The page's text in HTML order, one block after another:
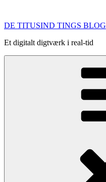
indhold
DE TITUSIND TINGS BLOG
Et digitalt digtværk i real-tid